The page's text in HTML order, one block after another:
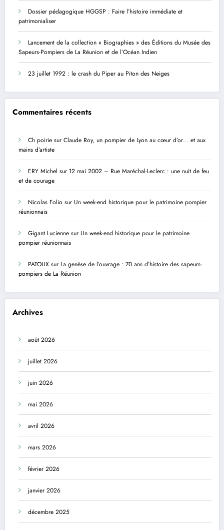
Dossier pédagogique HGGSP : Faire l’histoire immédiate et
patrimonialiser
Lancement de la collection « Biographies » des Éditions du Musée des
Sapeurs-Pompiers de La Réunion et de l’Océan Indien
23 juillet 1992 : le crash du Piper au Piton des Neiges
Commentaires récents
Ch poirie sur Claude Roy, un pompier de Lyon au cœur d’or… et aux
mains d’artiste
ERY Michel sur 12 mai 2002 – Rue Maréchal-Leclerc : une nuit de feu
et de courage
Nicolas Folio sur Un week-end historique pour le patrimoine pompier
réunionnais
Gigant Lucienne sur Un week-end historique pour le patrimoine
pompier réunionnais
PATOUX sur La genèse de l’ouvrage : 70 ans d’histoire des sapeurs-
pompiers de La Réunion
Archives
août 2026
juillet 2026
juin 2026
mai 2026
avril 2026
mars 2026
février 2026
janvier 2026
décembre 2025